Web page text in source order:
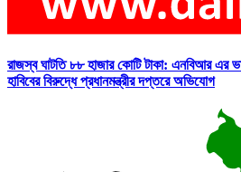
রাজস্ব ঘাটতি ৮৮ হাজার কোটি টাকা: এনবিআর এর
হাবিবের বিরুদ্ধে প্রধানমন্ত্রীর দপ্তরে অভিযোগ